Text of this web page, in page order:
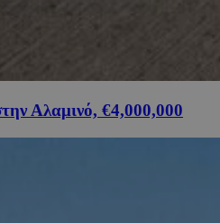
Αλαμινό, €4,000,000